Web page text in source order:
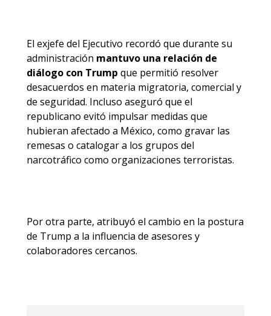
El exjefe del Ejecutivo recordó que durante su
administración mantuvo una relación de
diálogo con Trump que permitió resolver
desacuerdos en materia migratoria, comercial y
de seguridad. Incluso aseguró que el
republicano evitó impulsar medidas que
hubieran afectado a México, como gravar las
remesas o catalogar a los grupos del
narcotráfico como organizaciones terroristas.
Por otra parte, atribuyó el cambio en la postura
de Trump a la influencia de asesores y
colaboradores cercanos.